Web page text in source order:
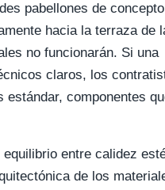
pabellones de
hacia la terraza de
no funcionarán. Si una
claros, los
componentes
entre calidez
de los